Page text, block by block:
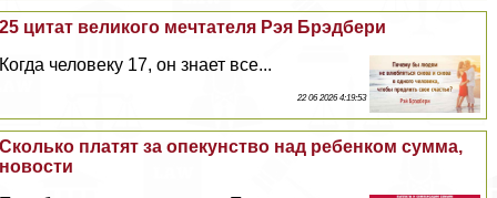
25 цитат великого мечтателя Рэя Брэдбери
Когда человеку 17, он знает все...
22 06 2026 4:19:53
Сколько платят за опекунство над ребенком сумма,
новости